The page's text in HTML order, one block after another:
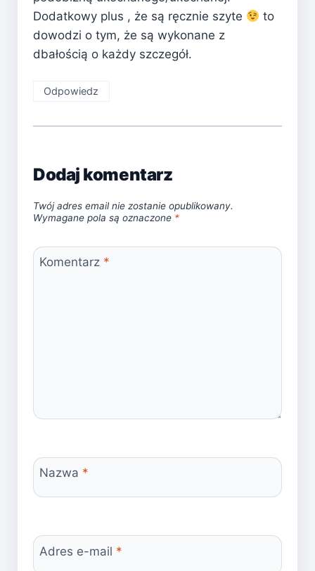
Dodatkowy plus , że są ręcznie szyte
to
dowodzi o tym, że są wykonane z
dbałością o każdy szczegół.
Odpowiedz
Dodaj komentarz
Twój adres email nie zostanie opublikowany.
Wymagane pola są oznaczone *
Komentarz *
Nazwa *
Adres e-mail *